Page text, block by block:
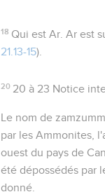
18 Qui est Ar . Ar est
21.13-15).
20 20 à 23 Notice
Le nom de
par les Ammonites,
ouest du pays de
été dépossédés par
donné